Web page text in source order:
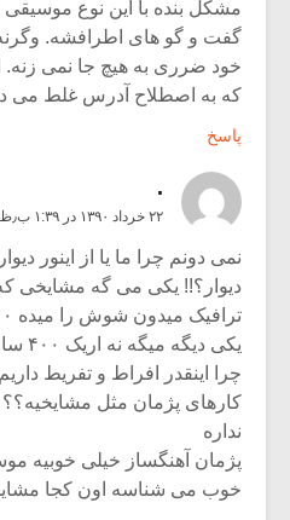
مشکل بنده با این نوع
گفت و گو های اطرافشه.
خود ضرری به هیچ جا نمی
که به اصطلاح آدرس غلط می
پاسخ
.
۲۲ خرداد ۱۳۹۰ در ۱:۳۹ ب٫ظ
نمی دونم چرا ما یا از اینور
دیوار؟!! یکی می گه مشایخی
یکی
چرا اینقدر افراط و تفریط
کارهای پژمان مثل مشایخیه؟؟
نداره
پژمان آهنگساز خیلی خوبیه
خوب می شناسه اون کجا